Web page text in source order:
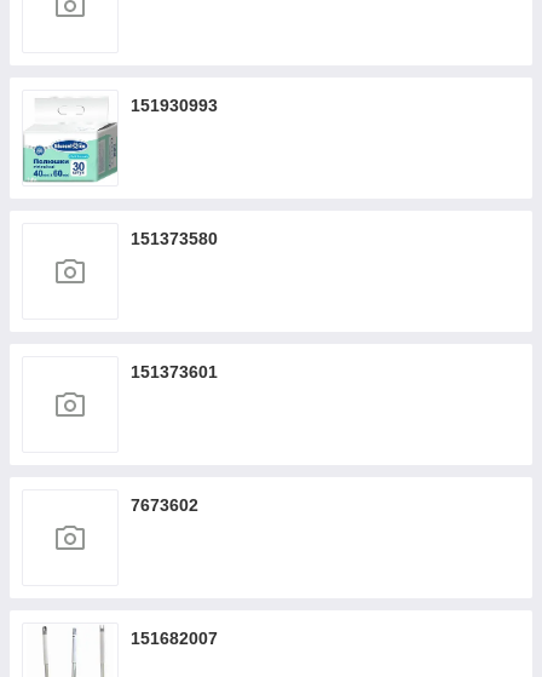
151930993
151373580
151373601
7673602
151682007